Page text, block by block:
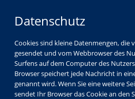
Datenschutz
Cookies sind kleine Datenmengen, die
gesendet und vom Webbrowser des
Surfens auf dem Computer des
Browser speichert jede Nachricht in
genannt wird. Wenn Sie eine weitere
sendet Ihr Browser das Cookie an den